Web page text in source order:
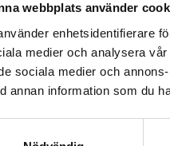
webbplats använder
enhetsidentifierare
medier och analysera
sociala medier och
annan information som du
av
beroende på
välväxande träd gäller
metoderna.